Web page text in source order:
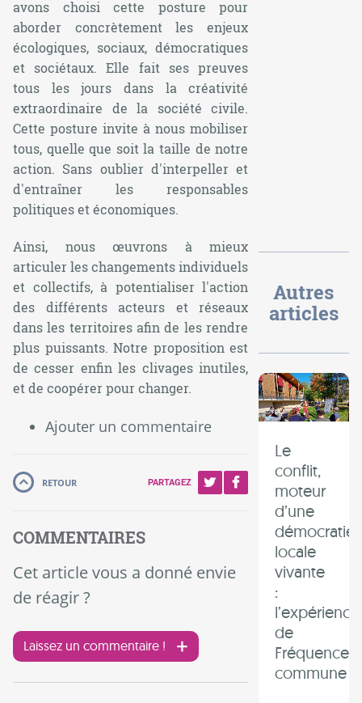
avons choisi cette posture pour
aborder concrètement les enjeux
écologiques, sociaux, démocratiques
et sociétaux. Elle fait ses preuves
tous les jours dans la créativité
extraordinaire de la société civile.
Cette posture invite à nous mobiliser
tous, quelle que soit la taille de notre
action. Sans oublier d'interpeller et
d'entraîner les responsables
politiques et économiques.
Ainsi, nous œuvrons à mieux
articuler les changements individuels
et collectifs, à potentialiser l'action
des différents acteurs et réseaux
dans les territoires afin de les rendre
plus puissants. Notre proposition est
de cesser enfin les clivages inutiles,
et de coopérer pour changer.
Autres
articles
Le
conflit,
moteur
d’une
démocratie
locale
vivante
:
l’expérience
de
Fréquence
commune
Ajouter un commentaire
RETOUR PARTAGEZ
COMMENTAIRES
Cet article vous a donné envie
de réagir ?
Laissez un commentaire !